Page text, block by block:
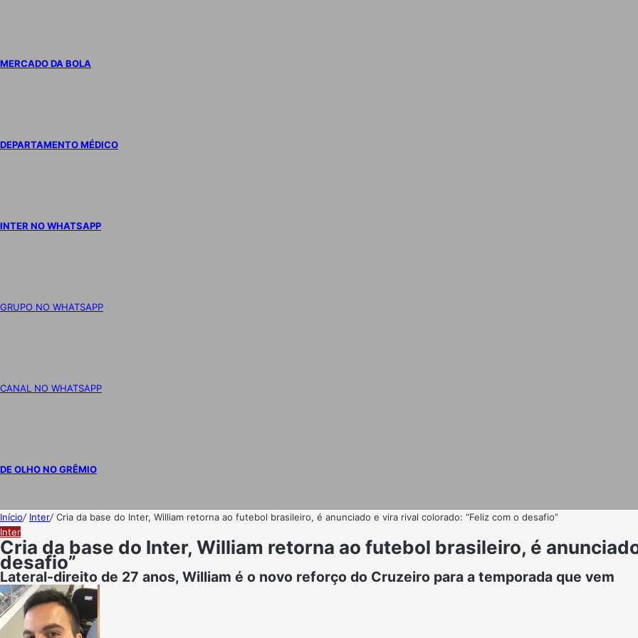
MERCADO DA BOLA
DEPARTAMENTO MÉDICO
INTER NO WHATSAPP
GRUPO NO WHATSAPP
CANAL NO WHATSAPP
DE OLHO NO GRÊMIO
Início/ Inter/Cria da base do Inter, William retorna ao futebol brasileiro, é anunciado e vira rival colorado: “Feliz com o desafio”
Inter
Cria da base do Inter, William retorna ao futebol brasileiro, é
desafio”
Lateral-direito de 27 anos, William é o novo reforço do Cruzeiro para a temporada que vem